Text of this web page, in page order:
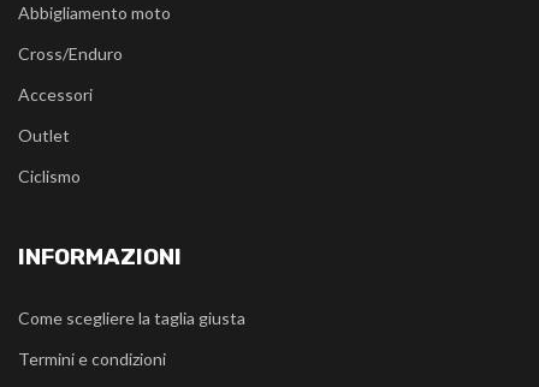
Abbigliamento moto
Cross/Enduro
Accessori
Outlet
Ciclismo
INFORMAZIONI
Come scegliere la taglia giusta
Termini e condizioni